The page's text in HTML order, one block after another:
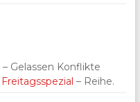
– Gelassen Konflikte
Freitagsspezial – Reihe.